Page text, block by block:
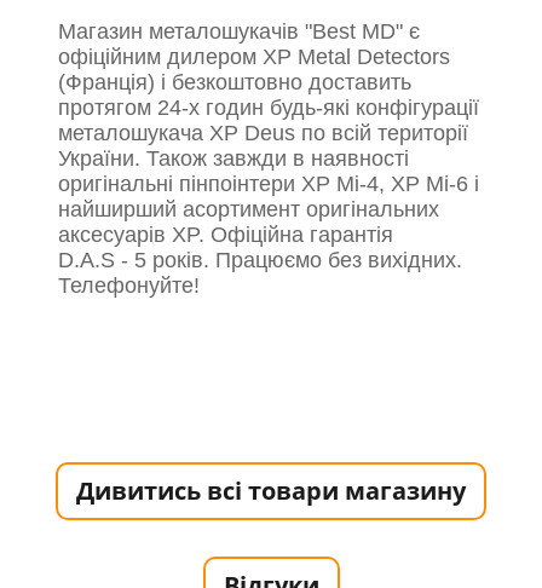
Магазин металошукачів "Best MD" є
офіційним дилером XP Metal Detectors
(Франція) і безкоштовно доставить
протягом 24-х годин будь-які конфігурації
металошукача XP Deus по всій території
України. Також завжди в наявності
оригінальні пінпоінтери XP Mi-4, XP Mi-6 і
найширший асортимент оригінальних
аксесуарів XP. Офіційна гарантія
D.A.S - 5 років. Працюємо без вихідних.
Телефонуйте!
Дивитись всі товари магазину